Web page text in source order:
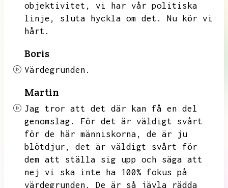
objektivitet,
vi har vår politiska
linje,
sluta hyckla om det.
Nu kör vi
hårt.
Boris
Värdegrunden.
Martin
Jag tror att det där kan få en del
genomslag.
För det är väldigt svårt
för de här människorna,
de är ju
blötdjur,
det är väldigt svårt för
dem att ställa sig upp och säga att
nej vi ska inte ha 100% fokus på
värdegrunden.
De är så jävla rädda